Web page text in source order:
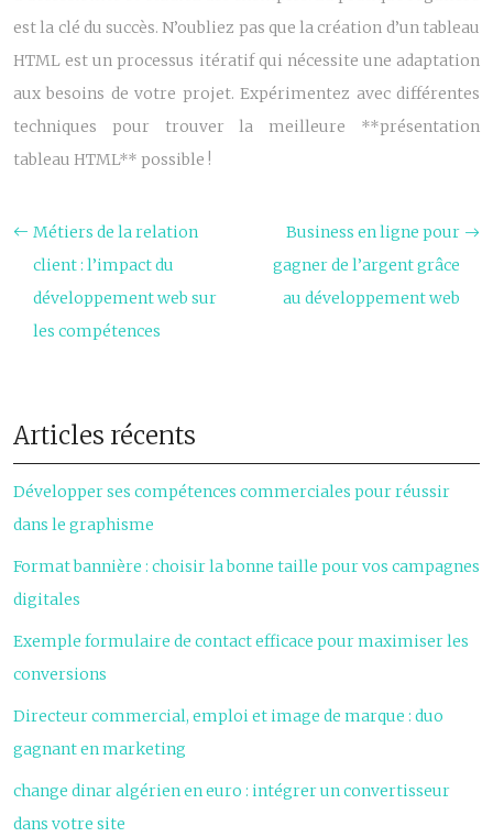
est la clé du succès. N’oubliez pas que la création d’un tableau
HTML est un processus itératif qui nécessite une adaptation
aux besoins de votre projet. Expérimentez avec différentes
techniques pour trouver la meilleure **présentation
tableau HTML** possible !
Métiers de la relation
client : l’impact du
développement web sur
les compétences
Business en ligne pour
gagner de l’argent grâce
au développement web
Articles récents
Développer ses compétences commerciales pour réussir
dans le graphisme
Format bannière : choisir la bonne taille pour vos campagnes
digitales
Exemple formulaire de contact efficace pour maximiser les
conversions
Directeur commercial, emploi et image de marque : duo
gagnant en marketing
change dinar algérien en euro : intégrer un convertisseur
dans votre site